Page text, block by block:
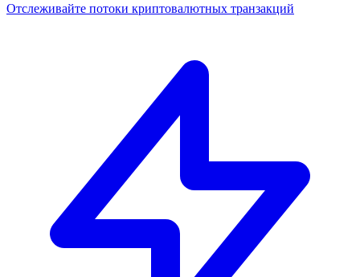
Отслеживайте потоки криптовалютных транзакций